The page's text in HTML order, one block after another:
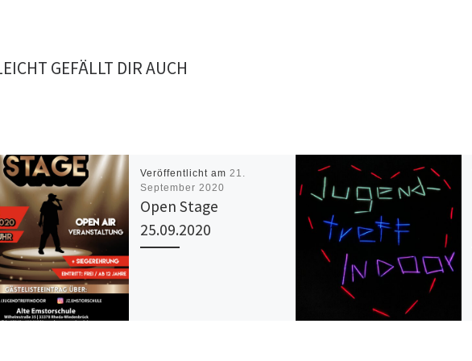
GEFÄLLT DIR AUCH
Veröffentlicht am21.
September 2020
Open Stage
25.09.2020